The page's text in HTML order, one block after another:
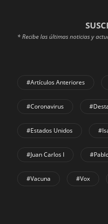
* Recibe las últimas noticias y
#Artículos Anteriores
#coronavirus
#Estados Unidos
#Juan Carlos I
#Vacuna #Vox